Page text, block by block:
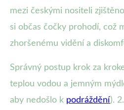
mezi českými nositeli
si občas čočky prohodí, což
zhoršenému vidění a
Správný postup krok za
teplou vodou a jemným
aby nedošlo k podráždění).